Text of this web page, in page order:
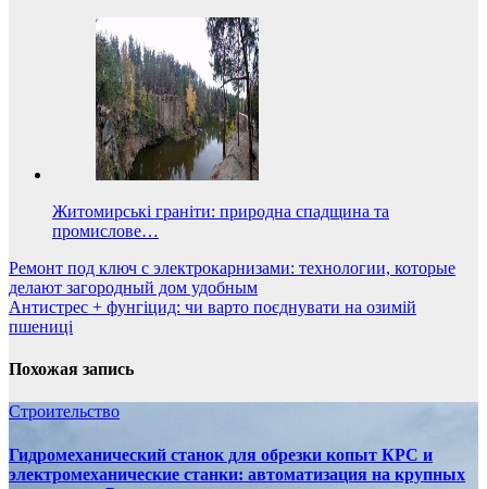
Житомирські граніти: природна спадщина та
промислове…
Навигация
по
записям
Ремонт под ключ с электрокарнизами: технологии, которые
делают загородный дом удобным
Антистрес + фунгіцид: чи варто поєднувати на озимій
пшениці
Похожая запись
Строительство
Гидромеханический станок для обрезки копыт КРС и
электромеханические станки: автоматизация на крупных